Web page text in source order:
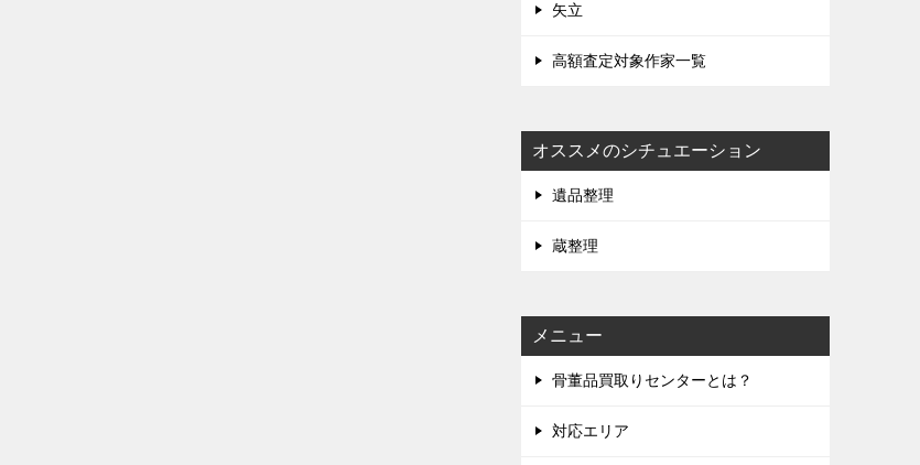
矢立
高額査定対象作家一覧
オススメのシチュエーション
遺品整理
蔵整理
メニュー
骨董品買取りセンターとは？
対応エリア